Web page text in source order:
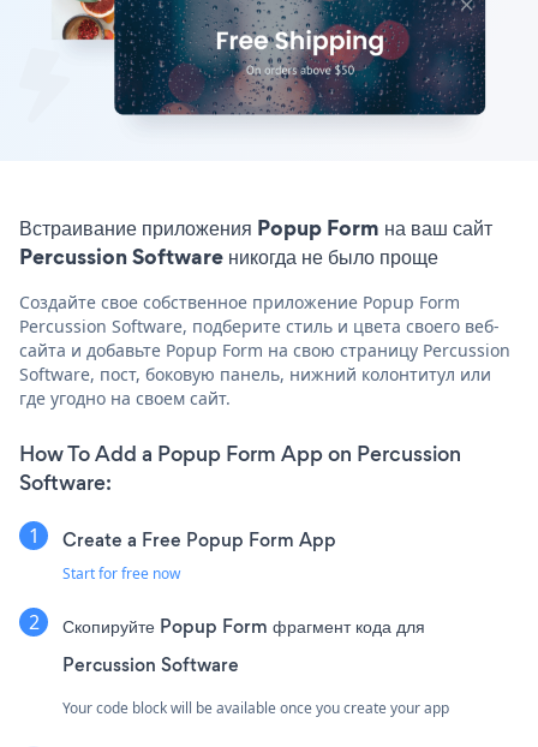
Встраивание приложения Popup Form на ваш сайт
Percussion Software никогда не было проще
Создайте свое собственное приложение Popup Form
Percussion Software, подберите стиль и цвета своего веб-
сайта и добавьте Popup Form на свою страницу Percussion
Software, пост, боковую панель, нижний колонтитул или
где угодно на своем сайт.
How To Add a Popup Form App on Percussion
Software:
Create a Free Popup Form App
Start for free now
Скопируйте Popup Form фрагмент кода для
Percussion Software
Your code block will be available once you create your app